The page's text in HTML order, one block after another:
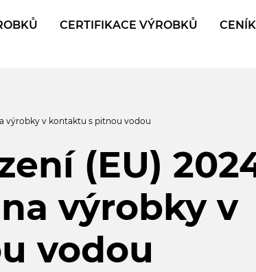
CERTIFIKACE VÝROBKŮ CENÍK
výrobky v kontaktu s pitnou vodou
(EU)
výrobky v
vodou